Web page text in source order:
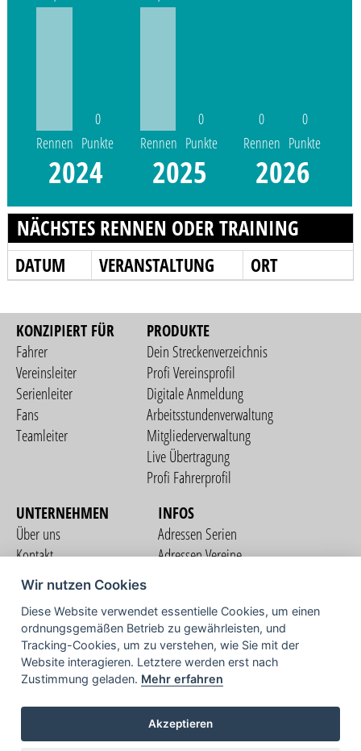
Rennen
0
Punkte
2024
Rennen
0
Punkte
2025
0
Rennen
0
Punkte
2026
NÄCHSTES RENNEN ODER TRAINING
DATUM VERANSTALTUNG ORT
KONZIPIERT FÜR
Fahrer
Vereinsleiter
Serienleiter
Fans
Teamleiter
PRODUKTE
Dein Streckenverzeichnis
Profi Vereinsprofil
Digitale Anmeldung
Arbeitsstundenverwaltung
Mitgliederverwaltung
Live Übertragung
Profi Fahrerprofil
UNTERNEHMEN
Über uns
Kontakt
Nutzungsbedingungen
Datenschutzerklärung
Impressum
INFOS
Adressen Serien
Adressen Vereine
COMMUNITY
TV
Wir nutzen Cookies
Diese Website verwendet essentielle Cookies, um einen
ordnungsgemäßen Betrieb zu gewährleisten, und
Tracking-Cookies, um zu verstehen, wie Sie mit der
Website interagieren. Letztere werden erst nach
Zustimmung geladen. Mehr erfahren
Akzeptieren